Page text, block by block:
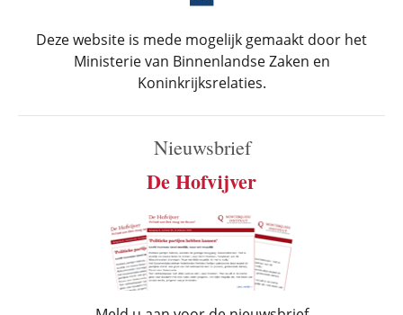
Deze website is mede mogelijk gemaakt door het
Ministerie van Binnenlandse Zaken en
Koninkrijksrelaties.
Nieuwsbrief
De Hofvijver